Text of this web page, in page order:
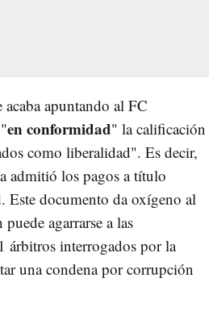
apuntando al FC
en conformidad" la calificación
como liberalidad". Es decir,
admitió los pagos a título
Este documento da oxígeno al
agarrarse a las
árbitros interrogados por la
una condena por corrupción